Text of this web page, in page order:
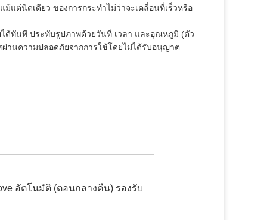
แต่นิดเดียว ของการกระทำไม่ว่าจะเคลื่อนที่เร็วหรือ
ด้ทันที ประทับรูปภาพด้วยวันที่ เวลา และอุณหภูมิ (ตัว
านความปลอดภัยจากการใช้โดยไม่ได้รับอนุญาต
อัตโนมัติ (ตอนกลางคืน) รองรับ